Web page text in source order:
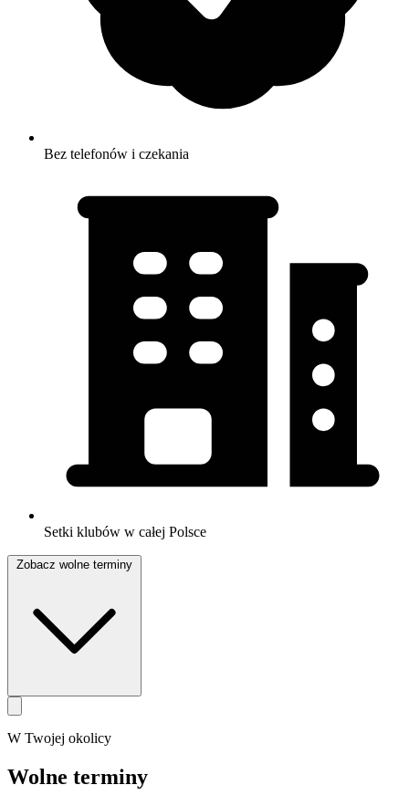
Bez telefonów i czekania
Setki klubów w całej Polsce
W Twojej okolicy
Wolne terminy